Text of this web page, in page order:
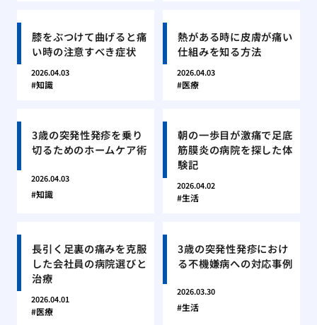
膝をぶつけて曲げると痛
い時の注意すべき症状
2026.04.03
知識
熱がある時に皮膚が痛い
仕組みを知る方法
2026.04.03
医療
3歳の突発性発疹を乗り
切るためのホームケア術
2026.04.03
知識
朝の一歩目が激痛で足底
筋膜炎の病院を探した体
験記
2026.04.02
生活
長引く足裏の痛みを克服
した会社員の病院選びと
治療
2026.04.01
医療
3歳の突発性発疹におけ
る不機嫌病への対応事例
2026.03.30
生活